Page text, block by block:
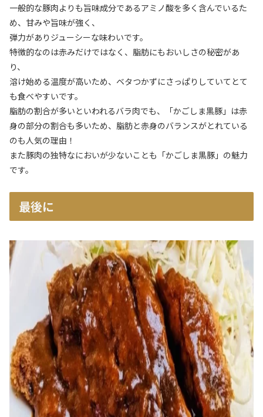
一般的な豚肉よりも旨味成分であるアミノ酸を多く含んでいるた
め、甘みや旨味が強く、
弾力がありジューシーな味わいです。
特徴的なのは赤みだけではなく、脂肪にもおいしさの秘密があ
り、
溶け始める温度が高いため、ベタつかずにさっぱりしていてとて
も食べやすいです。
脂肪の割合が多いといわれるバラ肉でも、「かごしま黒豚」は赤
身の部分の割合も多いため、脂肪と赤身のバランスがとれている
のも人気の理由！
また豚肉の独特なにおいが少ないことも「かごしま黒豚」の魅力
です。
最後に